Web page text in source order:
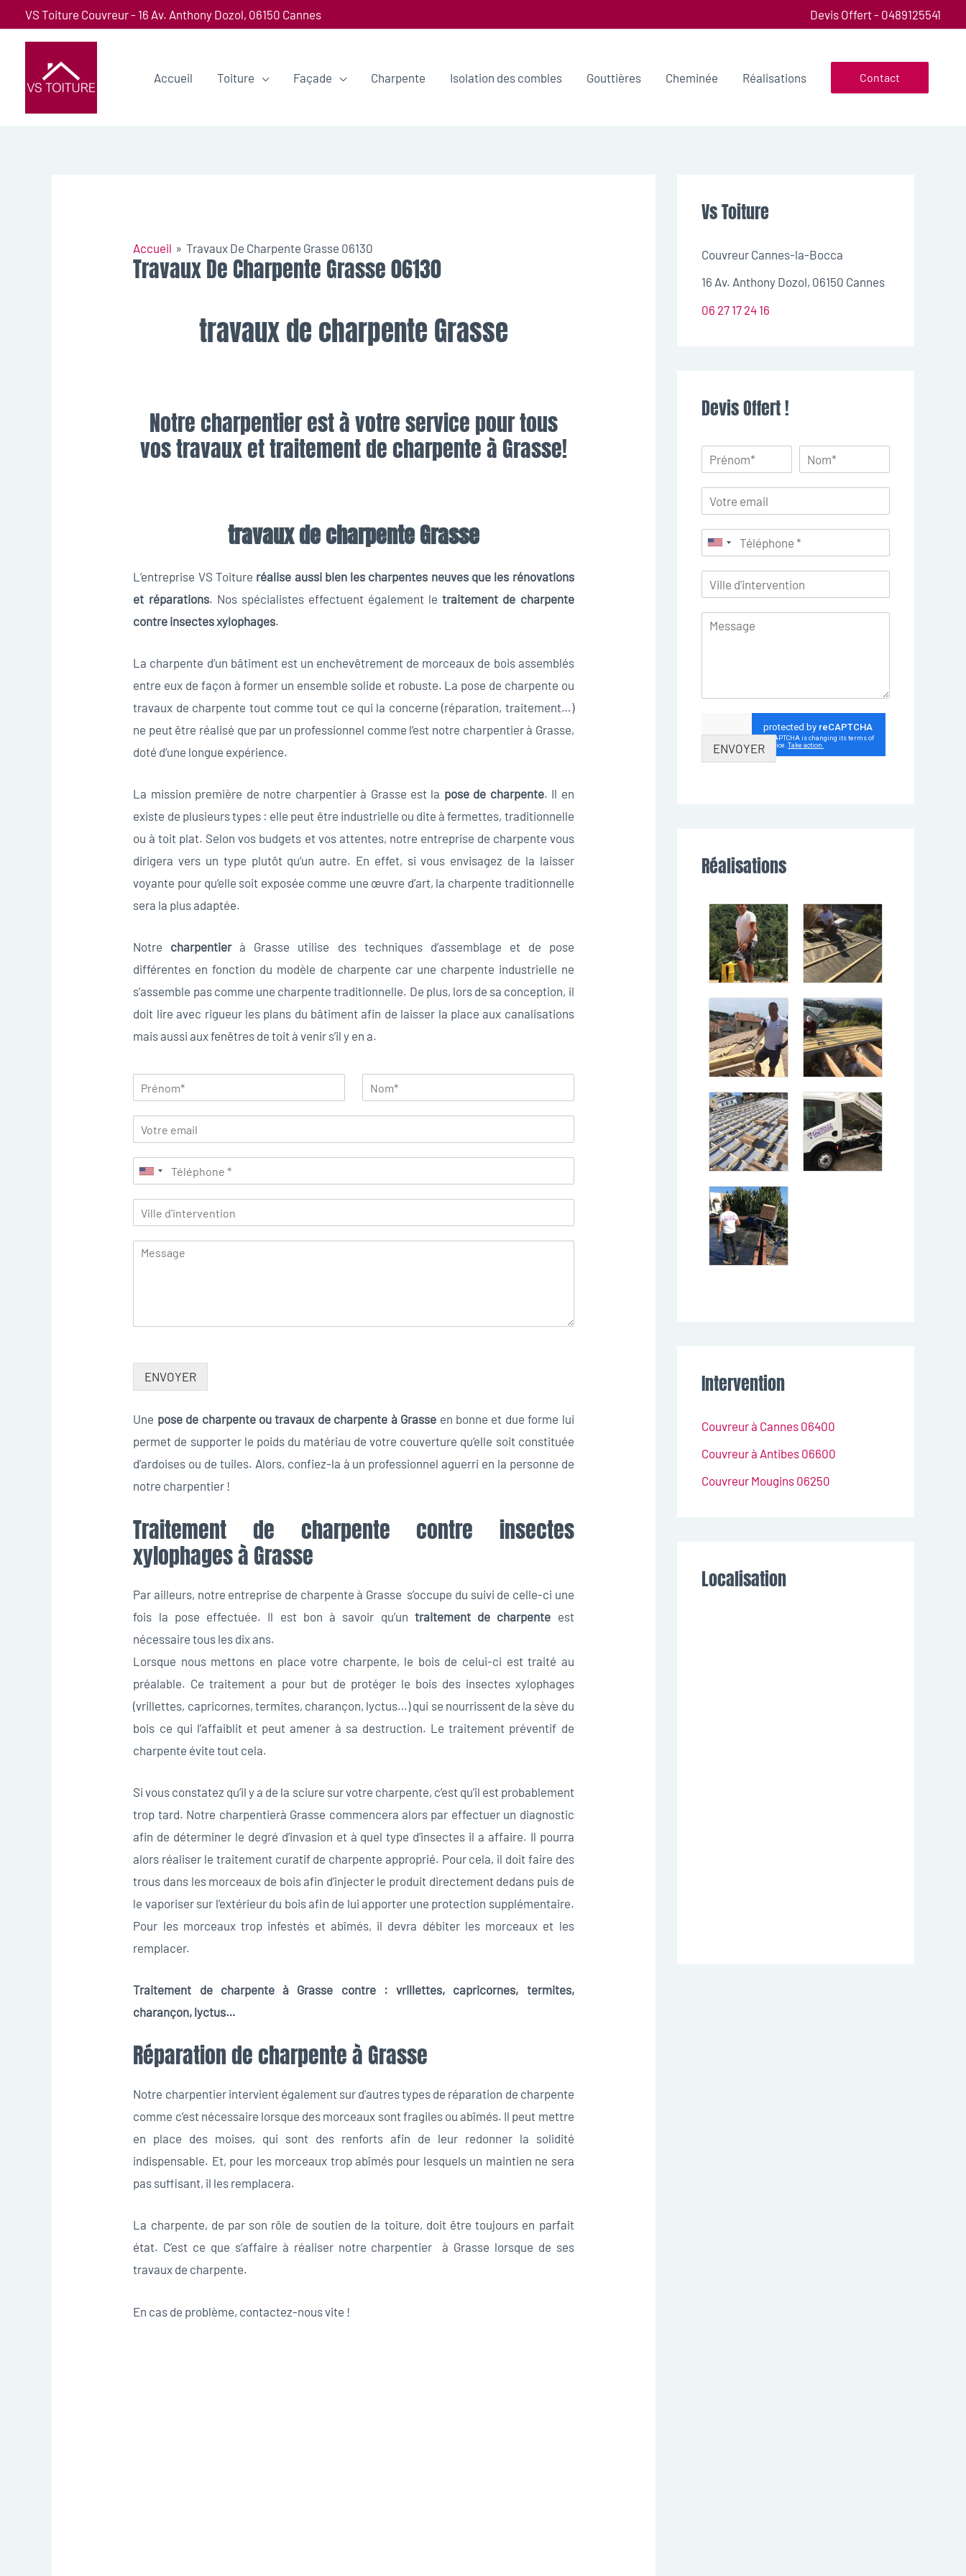
VS Toiture Couvreur - 16 Av. Anthony Dozol, 06150 Cannes Devis Offert - 0489125541
Accueil Toiture Façade Charpente Isolation des combles Gouttières Cheminée Réalisations Contact
Accueil Travaux De Charpente Grasse 06130
Travaux De Charpente Grasse 06130
travaux de charpente Grasse
Notre charpentier est à votre service pour tous
vos travaux et traitement de charpente à Grasse!
travaux de charpente Grasse
L’entreprise VS Toiture réalise aussi bien les charpentes neuves que les rénovations
et réparations. Nos spécialistes effectuent également le traitement de charpente
contre insectes xylophages.
La charpente d’un bâtiment est un enchevêtrement de morceaux de bois assemblés
entre eux de façon à former un ensemble solide et robuste. La pose de charpente ou
travaux de charpente tout comme tout ce qui la concerne (réparation, traitement…)
ne peut être réalisé que par un professionnel comme l’est notre charpentier à Grasse,
doté d’une longue expérience.
La mission première de notre charpentier à Grasse est la pose de charpente. Il en
existe de plusieurs types : elle peut être industrielle ou dite à fermettes, traditionnelle
ou à toit plat. Selon vos budgets et vos attentes, notre entreprise de charpente vous
dirigera vers un type plutôt qu’un autre. En effet, si vous envisagez de la laisser
voyante pour qu’elle soit exposée comme une œuvre d’art, la charpente traditionnelle
sera la plus adaptée.
Notre charpentierà Grasse utilise des techniques d’assemblage et de pose
différentes en fonction du modèle de charpente car une charpente industrielle ne
s’assemble pas comme une charpente traditionnelle. De plus, lors de sa conception, il
doit lire avec rigueur les plans du bâtiment afin de laisser la place aux canalisations
mais aussi aux fenêtres de toit à venir s’il y en a.
ENVOYER
Une pose de charpente ou travaux de charpente à Grasse en bonne et due forme lui
permet de supporter le poids du matériau de votre couverture qu’elle soit constituée
d’ardoises ou de tuiles. Alors, confiez-la à un professionnel aguerri en la personne de
notre charpentier !
Traitement de charpente contre insectes
xylophages à Grasse
Par ailleurs, notre entreprise de charpente à Grasse s’occupe du suivi de celle-ci une
fois la pose effectuée. Il est bon à savoir qu’un traitement de charpente est
nécessaire tous les dix ans.
Lorsque nous mettons en place votre charpente, le bois de celui-ci est traité au
préalable. Ce traitement a pour but de protéger le bois des insectes xylophages
(vrillettes, capricornes, termites, charançon, lyctus…) qui se nourrissent de la sève du
bois ce qui l’affaiblit et peut amener à sa destruction. Le traitement préventif de
charpente évite tout cela.
Si vous constatez qu’il y a de la sciure sur votre charpente, c’est qu’il est probablement
trop tard. Notre charpentierà Grasse commencera alors par effectuer un diagnostic
afin de déterminer le degré d’invasion et à quel type d’insectes il a affaire. Il pourra
alors réaliser le traitement curatif de charpente approprié. Pour cela, il doit faire des
trous dans les morceaux de bois afin d’injecter le produit directement dedans puis de
le vaporiser sur l’extérieur du bois afin de lui apporter une protection supplémentaire.
Pour les morceaux trop infestés et abîmés, il devra débiter les morceaux et les
remplacer.
Traitement de charpente à Grasse contre : vrillettes, capricornes, termites,
charançon, lyctus…
Réparation de charpente à Grasse
Notre charpentier intervient également sur d’autres types de réparation de charpente
comme c’est nécessaire lorsque des morceaux sont fragiles ou abîmés. Il peut mettre
en place des moises, qui sont des renforts afin de leur redonner la solidité
indispensable. Et, pour les morceaux trop abîmés pour lesquels un maintien ne sera
pas suffisant, il les remplacera.
La charpente, de par son rôle de soutien de la toiture, doit être toujours en parfait
état. C’est ce que s’affaire à réaliser notre charpentier à Grasse lorsque de ses
travaux de charpente.
En cas de problème, contactez-nous vite !
Vs Toiture
Couvreur Cannes-la-Bocca
16 Av. Anthony Dozol, 06150 Cannes
06 27 17 24 16
Devis Offert !
ENVOYER
Réalisations
Intervention
Couvreur à Cannes 06400
Couvreur à Antibes 06600
Couvreur Mougins 06250
Localisation